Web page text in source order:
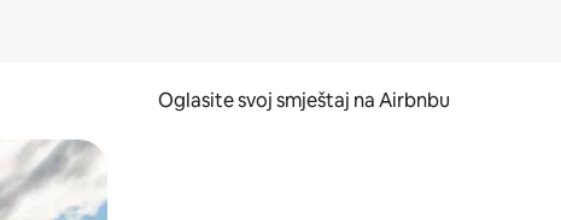
Oglasite svoj smještaj na Airbnbu